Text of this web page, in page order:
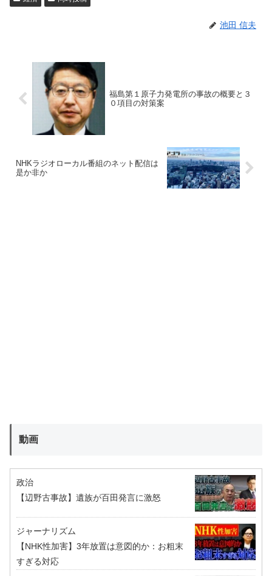
池田 信夫
福島第１原子力発電所の事故の概要と３
０項目の対策案
NHKラジオローカル番組のネット配信は
是か非か
動画
政治
【辺野古事故】遺族が百田発言に激怒
ジャーナリズム
【NHK性加害】3年放置は意図的か：お粗末
すぎる対応